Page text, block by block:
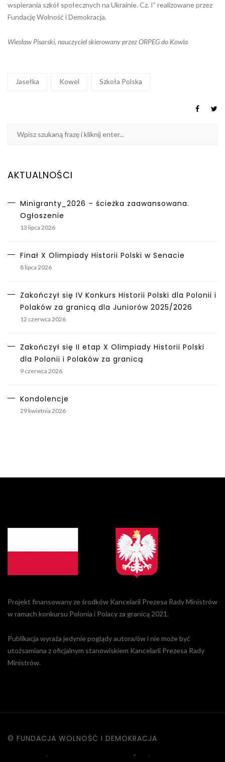
wspierania szkół społecznych na Ukrainie. Cz. I” realizowane przez
Fundację Wolność i Demokracja.
Wiesław Pisarski, nauczyciel skierowany przez ORPEG do Kowla
Jasełka Kowel Szkoła Polska
AKTUALNOŚCI
Minigranty_2026 – ścieżka zaawansowana.
Ogłoszenie
13 lipca 2026
Finał X Olimpiady Historii Polski w Senacie
8 lipca 2026
Zakończył się IV Konkurs Historii Polski dla Polonii i
Polaków za granicą dla Juniorów 2025/2026
12 czerwca 2026
Zakończył się II etap X Olimpiady Historii Polski
dla Polonii i Polaków za granicą
9 czerwca 2026
Kondolencje
29 kwietnia 2026
Projekt finansowany ze środków Kancelarii Prezesa Rady Ministrów
w ramach konkursu Polonia i Polacy za granicą 2021.
Publikacja wyraża jedynie poglądy autora/ów i nie może być
utożsamiana z oficjalnym stanowiskiem Kancelarii Prezesa Rady
Ministrów.
© FUNDACJA WOLNOŚĆ I DEMOKRACJA
| POLITYKA PRYWATNOŚCI |